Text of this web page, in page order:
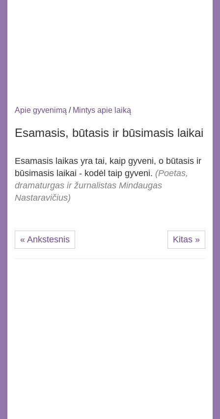
Apie gyvenimą / Mintys apie laiką
Esamasis, būtasis ir būsimasis laikai
Esamasis laikas yra tai, kaip gyveni, o būtasis ir
būsimasis laikai - kodėl taip gyveni. (Poetas,
dramaturgas ir žurnalistas Mindaugas
Nastaravičius)
« Ankstesnis Kitas »